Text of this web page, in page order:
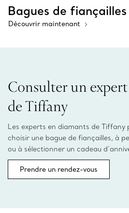
Bagues de fiançailles
Découvrir maintenant
Consulter un
de Tiffany
Les experts en diamants de Tiffany
choisir une bague de fiançailles, à
ou à sélectionner un cadeau
Prendre un rendez-vous